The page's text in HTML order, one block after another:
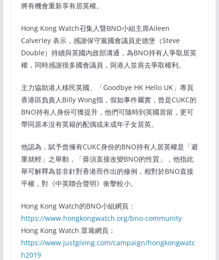
將有機會重新享有居英權。
Hong Kong Watch召集人暨BNO小組主席Aileen
Calverley 表示，感謝保守黨國會議員史德堡（Steve
Double）持續與英國內政部溝通，為BNO持有人爭取居英
權，同時感謝很多國會議員，與港人並肩去爭取權利。
主力協助港人移民英國、「Goodbye HK Hello UK」專頁
香港區負責人Billy Wong指，假如事件屬實，曾是CUKC的
BNO持有人身份可獲提升，他們可隨時到英國居留，更可
帶同原本沒有英籍的配偶或未成年子女居英。
他認為，賦予曾擁有CUKC身份的BNO持有人居英權是「避
重就輕」之舉動，「毋須直接改變BNO的性質」，他指此
舉可解釋為並非針對香港而作出的修例，相對於BNO直接
平權，對《中英聯合聲明》衝擊較小。
Hong Kong Watch的BNO小組網頁：
https://www.hongkongwatch.org/bno-community
Hong Kong Watch 眾籌網頁：
https://www.justgiving.com/campaign/hongkongwatc
h2019